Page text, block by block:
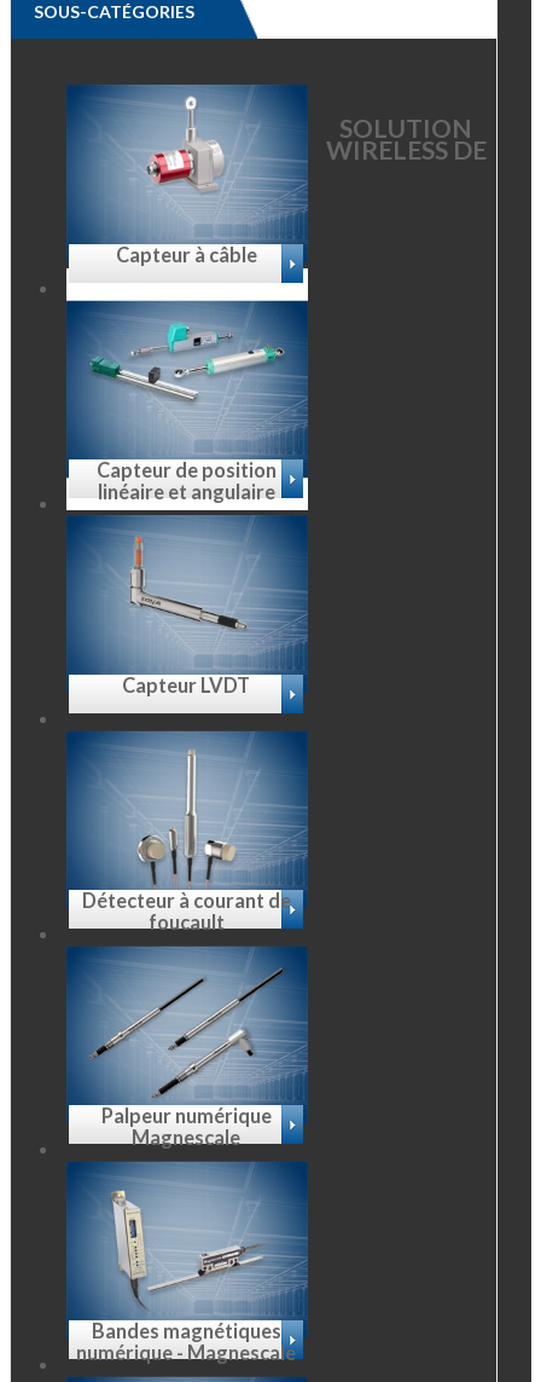
SOUS-CATÉGORIES
Capteur à câble
Capteur de position
linéaire et angulaire
Capteur LVDT
Détecteur à courant de
foucault
Palpeur numérique
Magnescale
Bandes magnétiques
numérique - Magnescale
SOLUTION
WIRELESS DE